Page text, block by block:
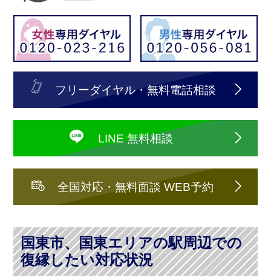
フリーダイヤル・無料電話相談
LINE 無料相談
全国対応・無料面談 WEB予約
国東市、国東エリアの駅周辺での
復縁したい対応状況